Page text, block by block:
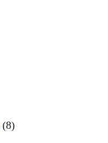
(8)